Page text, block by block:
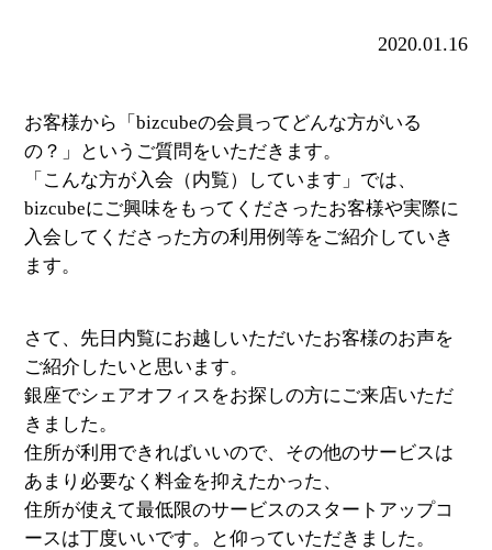
2020.01.16
お客様から「bizcubeの会員ってどんな方がいる
の？」というご質問をいただきます。
「こんな方が入会（内覧）しています」では、
bizcubeにご興味をもってくださったお客様や実際に
入会してくださった方の利用例等をご紹介していき
ます。
さて、先日内覧にお越しいただいたお客様のお声を
ご紹介したいと思います。
銀座でシェアオフィスをお探しの方にご来店いただ
きました。
住所が利用できればいいので、その他のサービスは
あまり必要なく料金を抑えたかった、
住所が使えて最低限のサービスのスタートアップコ
ースは丁度いいです。と仰っていただきました。